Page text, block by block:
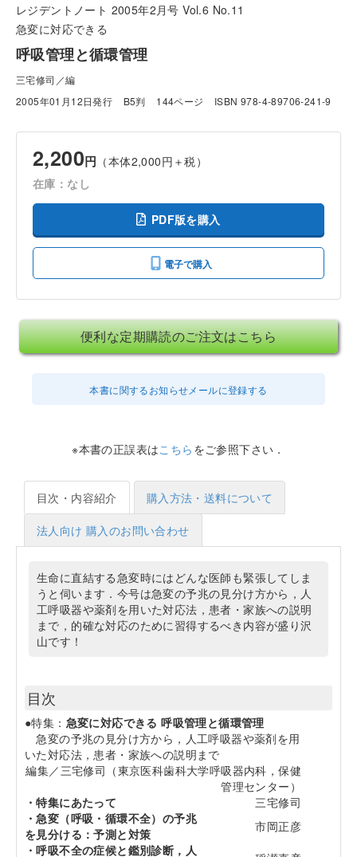
レジデントノート 2005年2月号 Vol.6 No.11
急変に対応できる
呼吸管理と循環管理
三宅修司／編
2005年01月12日発行
B5判 144ページ ISBN 978-4-89706-241-9
2,200円 （本体2,000円＋税）
在庫：なし
PDF版を購入
電子で購入
便利な定期購読のご注文はこちら
本書に関するお知らせメールに登録する
※本書の正誤表はこちら をご参照下さい．
目次・内容紹介 購入方法・送料について
法人向け 購入のお問い合わせ
生命に直結する急変時にはどんな医師も緊張してしま
うと伺います．今号は急変の予兆の見分け方から，人
工呼吸器や薬剤を用いた対応法，患者・家族への説明
まで，的確な対応のために習得するべき内容が盛り沢
山です！
目次
●特集： 急変に対応できる 呼吸管理と循環管理
急変の予兆の見分け方から，人工呼吸器や薬剤を用
いた対応法，患者・家族への説明まで
編集／三宅修司（東京医科歯科大学呼吸器内科，保健
管理センター）
・特集にあたって
三宅修司
・急変（呼吸・循環不全）の予兆
を見分ける：予測と対策
市岡正彦
・呼吸不全の症候と鑑別診断，人